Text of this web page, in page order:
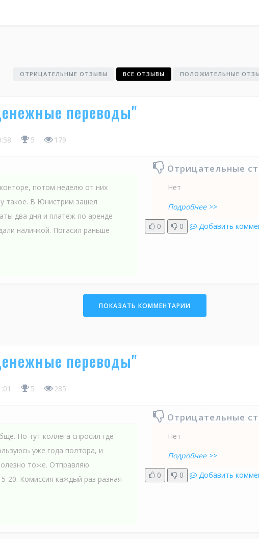
ОТРИЦАТЕЛЬНЫЕ ОТЗЫВЫ ВСЕ ОТЗЫВЫ ПОЛОЖИТЕЛЬНЫЕ
переводы"
5 179
потом неделю от них
такое. В Юнистрим зашел
два дня и платеж по аренде
наличкой. Погасил раньше
Отрицательные
Нет
Подробнее >>
0
0 Добавить
ПОКАЗАТЬ КОММЕНТАРИИ
переводы"
5 285
Но тут коллега спросил где
уже года полтора, и
тоже. Отправляю
20. Комиссия каждый раз разная
Отрицательные
Нет
Подробнее >>
0
0 Добавить